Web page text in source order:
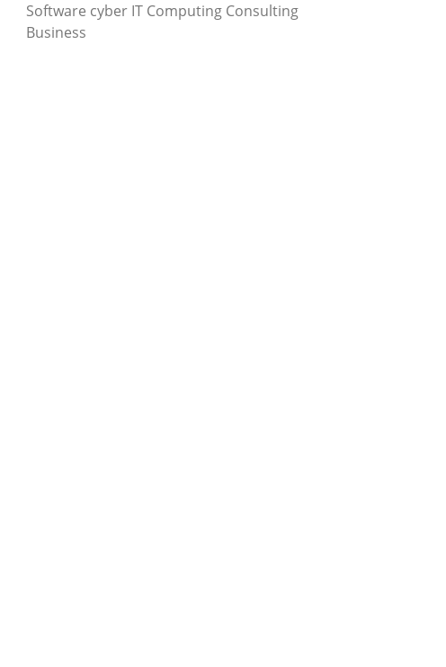
Software cyber IT Computing Consulting
Business